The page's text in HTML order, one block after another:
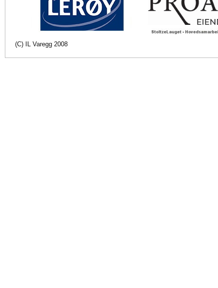
(C) IL Varegg 2008